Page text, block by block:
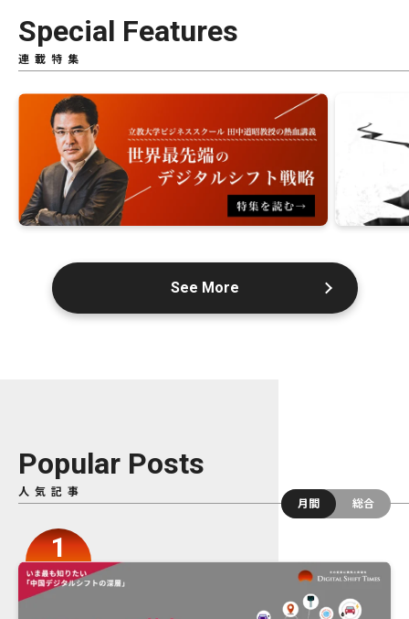
Special Features
連載特集
See More
Popular Posts
人気記事
月間
総合